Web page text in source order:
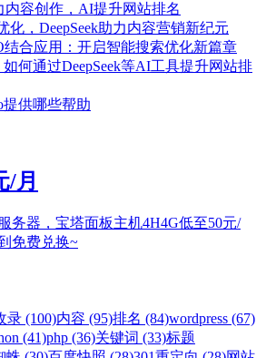
内容创作，AI提升网站排名
化，DeepSeek助力内容营销新纪元
结合应用：开启智能搜索优化新篇章
何通过DeepSeek等AI工具提升网站排
提供哪些帮助
/月
务器，宝塔面板主机4H4G低至50元/
免费兑换~
录 (100)内容 (95)排名 (84)wordpress (67)
(41)php (36)关键词 (33)标题